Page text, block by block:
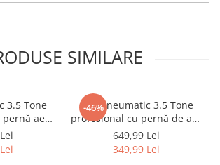
cu clichet
SIMILARE
3.5 Tone
aer
-46%
Cric pneumatic 3.5 Tone
profesional cu pernă de aer
pentru vulcanizare 15-40cm
(RK-01-200)
649,99 Lei
349,99 Lei